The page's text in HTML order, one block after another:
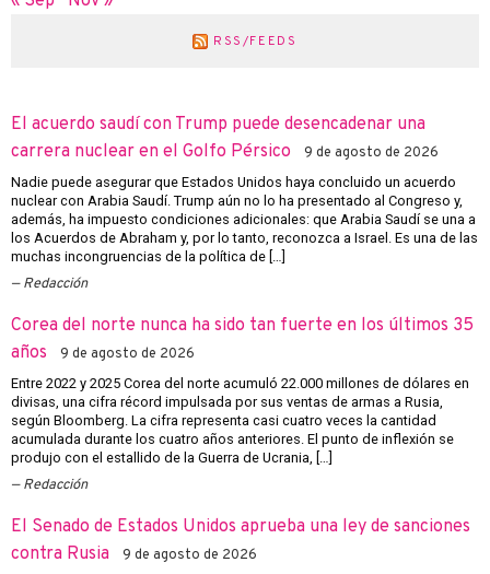
RSS/FEEDS
El acuerdo saudí con Trump puede desencadenar una
carrera nuclear en el Golfo Pérsico
9 de agosto de 2026
Nadie puede asegurar que Estados Unidos haya concluido un acuerdo
nuclear con Arabia Saudí. Trump aún no lo ha presentado al Congreso y,
además, ha impuesto condiciones adicionales: que Arabia Saudí se una a
los Acuerdos de Abraham y, por lo tanto, reconozca a Israel. Es una de las
muchas incongruencias de la política de […]
Redacción
Corea del norte nunca ha sido tan fuerte en los últimos 35
años
9 de agosto de 2026
Entre 2022 y 2025 Corea del norte acumuló 22.000 millones de dólares en
divisas, una cifra récord impulsada por sus ventas de armas a Rusia,
según Bloomberg. La cifra representa casi cuatro veces la cantidad
acumulada durante los cuatro años anteriores. El punto de inflexión se
produjo con el estallido de la Guerra de Ucrania, […]
Redacción
El Senado de Estados Unidos aprueba una ley de sanciones
contra Rusia
9 de agosto de 2026